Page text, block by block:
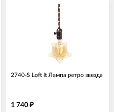
2740-S Loft It Лампа ретро звезда
1 740 ₽